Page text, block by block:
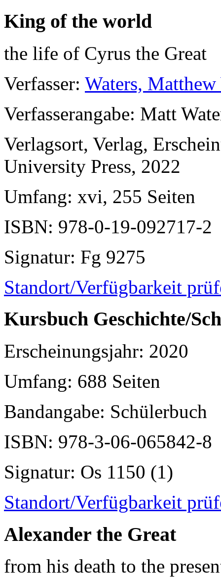
King of the world
the life of Cyrus the Great
Verfasser: Waters,
Verfasserangabe: Matt
Verlagsort, Verlag,
University Press, 2022
Umfang: xvi, 255 Seiten
ISBN: 978-0-19-092717-2
Signatur: Fg 9275
Standort/Verfügbarkeit
Kursbuch Geschichte/
Erscheinungsjahr: 2020
Umfang: 688 Seiten
Bandangabe: Schülerbuch
ISBN: 978-3-06-065842-8
Signatur: Os 1150 (1)
Standort/Verfügbarkeit
Alexander the Great
from his death to the